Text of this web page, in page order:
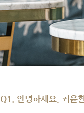
Q1. 안녕하세요, 최윤